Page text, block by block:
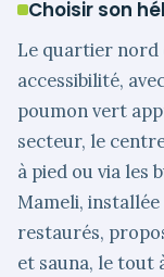
Choisir son
Le quartier nord
accessibilité,
poumon vert
secteur, le
à pied ou via les
Mameli,
restaurés,
et sauna, le tout